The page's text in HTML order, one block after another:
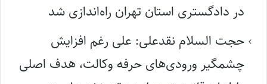
در دادگستری استان تهران راه‌اندازی شد
حجت السلام نقدعلی: علی رغم افزایش
چشمگیر ورودی‌های حرفه وکالت، هدف اصلی